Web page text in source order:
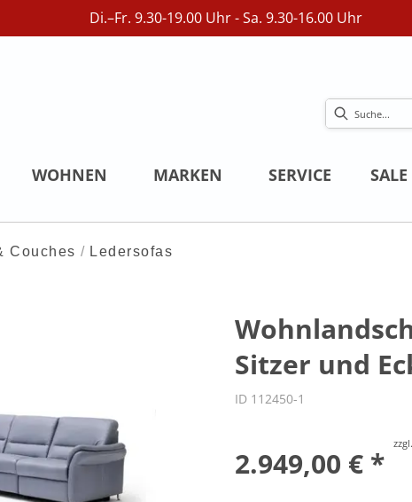
Di.–Fr. 9.30-19.00 Uhr - Sa. 9.30-16.00 Uhr
WOHNEN MARKEN SERVICE SALE
Couches Ledersofas
Sitzer und
ID 112450-1
2.949,00 € *